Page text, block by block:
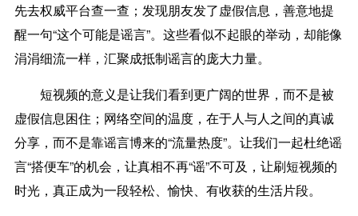
先去权威平台查一查；发现朋友发了虚假信息，善意地提
醒一句“这个可能是谣言”。这些看似不起眼的举动，却能像
涓涓细流一样，汇聚成抵制谣言的庞大力量。
短视频的意义是让我们看到更广阔的世界，而不是被
虚假信息困住；网络空间的温度，在于人与人之间的真诚
分享，而不是靠谣言博来的“流量热度”。让我们一起杜绝谣
言“搭便车”的机会，让真相不再“谣”不可及，让刷短视频的
时光，真正成为一段轻松、愉快、有收获的生活片段。